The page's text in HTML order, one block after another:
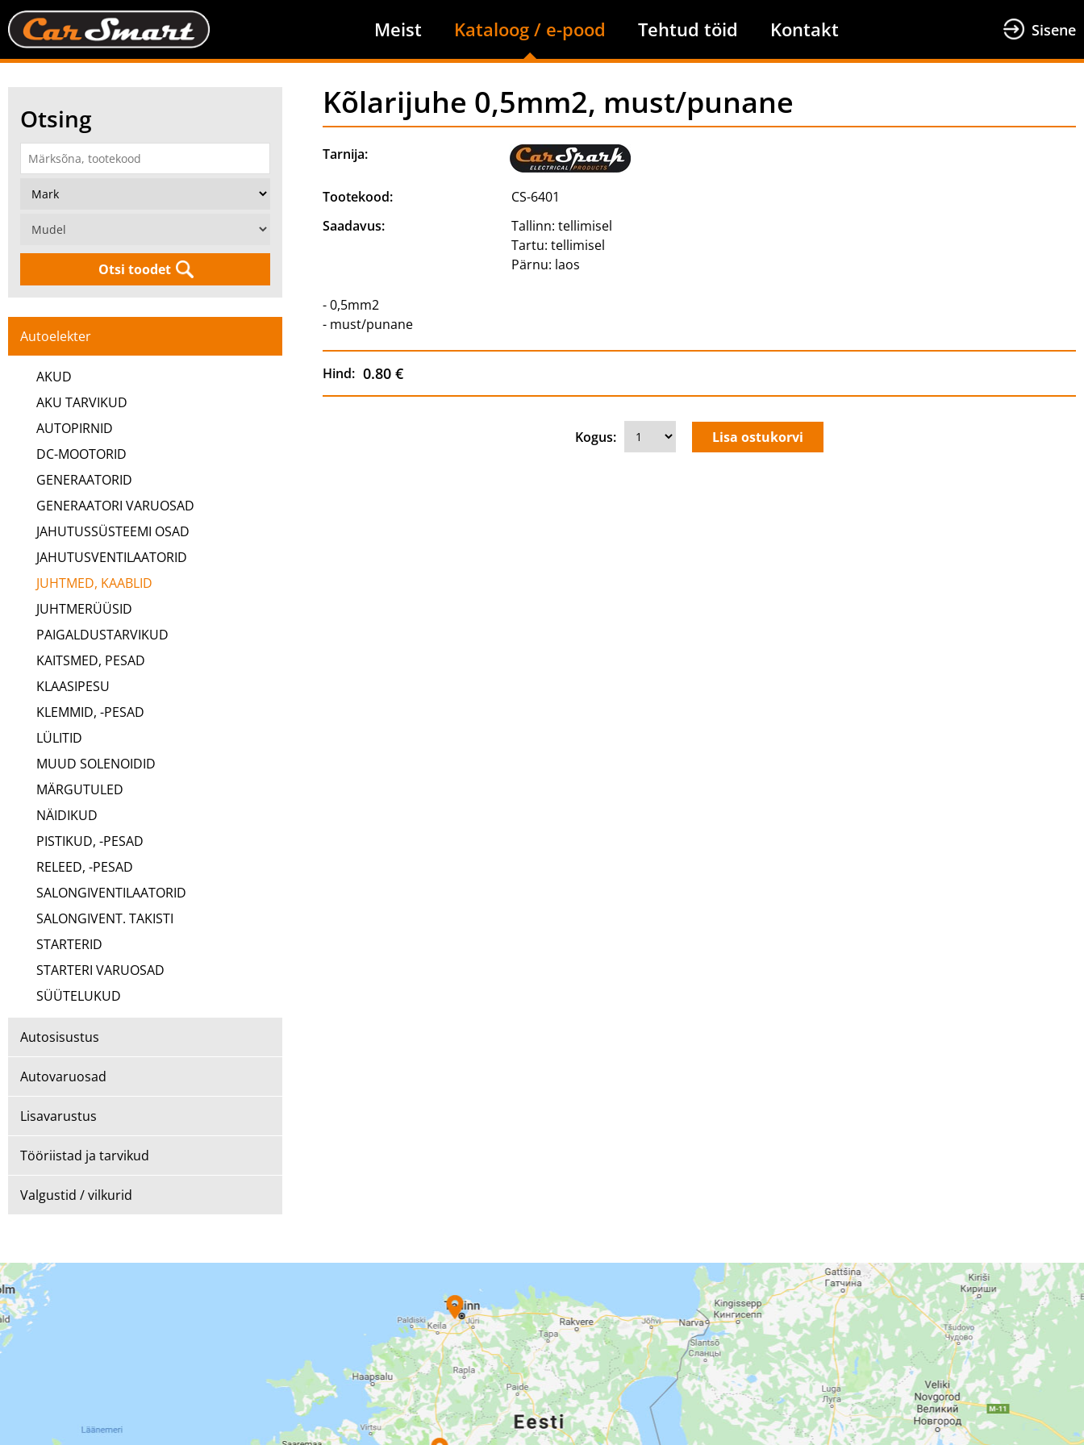
Meist Kataloog / e-pood Tehtud töid Kontakt Sisene
Otsing
Otsi toodet
Autoelekter
AKUD
AKU TARVIKUD
AUTOPIRNID
DC-MOOTORID
GENERAATORID
GENERAATORI VARUOSAD
JAHUTUSSÜSTEEMI OSAD
JAHUTUSVENTILAATORID
JUHTMED, KAABLID
JUHTMERÜÜSID
PAIGALDUSTARVIKUD
KAITSMED, PESAD
KLAASIPESU
KLEMMID, -PESAD
LÜLITID
MUUD SOLENOIDID
MÄRGUTULED
NÄIDIKUD
PISTIKUD, -PESAD
RELEED, -PESAD
SALONGIVENTILAATORID
SALONGIVENT. TAKISTI
STARTERID
STARTERI VARUOSAD
SÜÜTELUKUD
Autosisustus
Autovaruosad
Lisavarustus
Tööriistad ja tarvikud
Valgustid / vilkurid
Kõlarijuhe 0,5mm2, must/punane
Tarnija:
Tootekood:
CS-6401
Saadavus:
Tallinn: tellimisel
Tartu: tellimisel
Pärnu: laos
- 0,5mm2
- must/punane
Hind: 0.80 €
Kogus: